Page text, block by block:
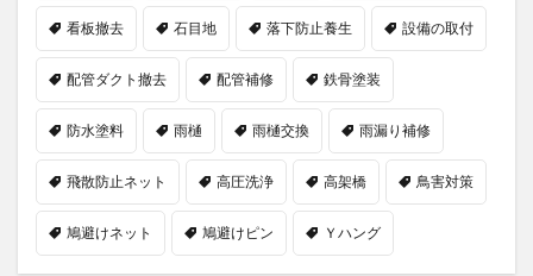
看板撤去 石目地 落下防止養生 設備の取付
配管ダクト撤去 配管補修 鉄骨塗装
防水塗料 雨樋 雨樋交換 雨漏り補修
飛散防止ネット 高圧洗浄 高架橋 鳥害対策
鳩避けネット 鳩避けピン Ｙハング